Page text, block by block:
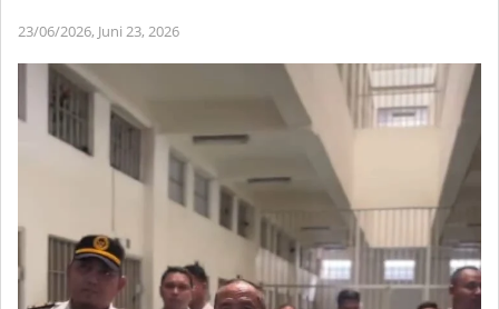
23/06/2026, Juni 23, 2026